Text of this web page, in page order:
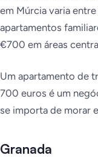
em Múrcia varia
apartamentos
€700 em áreas
Um apartamento de
700 euros é um
se importa de morar
Granada